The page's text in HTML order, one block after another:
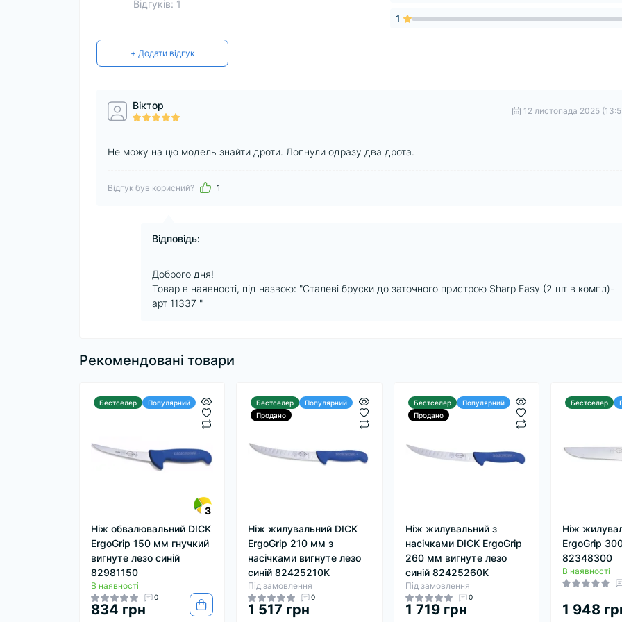
Відгуків: 1
1
+ Додати відгук
Віктор 12 листопада 2025
Не можу на цю модель знайти дроти. Лопнули одразу два дрота.
Відгук був корисний? 1
Відповідь:
Доброго дня!
Товар в наявності, під назвою: "Сталеві бруски до заточного пристрою Sharp Easy (2 шт в компл)-
арт 11337 "
Рекомендовані товари
Бестселер Популярний
3
Ніж обвалювальний DICK
ErgoGrip 150 мм гнучкий
вигнуте лезо синій
82981150
В наявності
0
834 грн
Бестселер
Популярний
Продано
Ніж жилувальний DICK
ErgoGrip 210 мм з
насічками вигнуте лезо
синій 82425210K
Під замовлення
0
1 517 грн
Бестселер
Популярний
Продано
Ніж жилувальний з
насічками DICK ErgoGrip
260 мм вигнуте лезо
синій 82425260K
Під замовлення
0
1 719 грн
Бестселер
Ніж
ErgoGrip
82348300
В наявності
1 948